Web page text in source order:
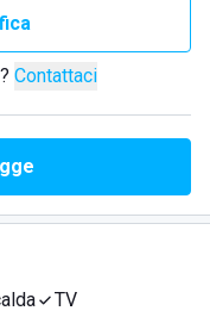
Contattaci
TV